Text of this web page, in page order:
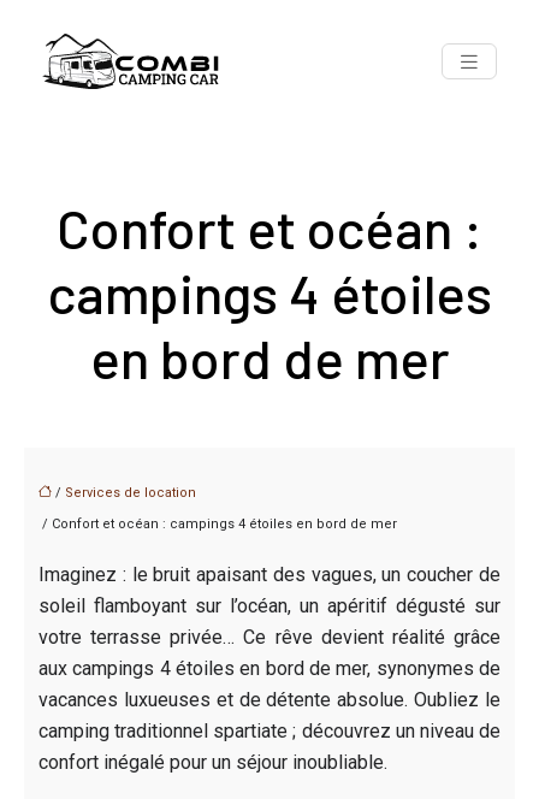
Confort et océan :
campings 4 étoiles
en bord de mer
/ Services de location
/ Confort et océan : campings 4 étoiles en bord de mer
Imaginez : le bruit apaisant des vagues, un coucher de
soleil flamboyant sur l’océan, un apéritif dégusté sur
votre terrasse privée… Ce rêve devient réalité grâce
aux campings 4 étoiles en bord de mer, synonymes de
vacances luxueuses et de détente absolue. Oubliez le
camping traditionnel spartiate ; découvrez un niveau de
confort inégalé pour un séjour inoubliable.